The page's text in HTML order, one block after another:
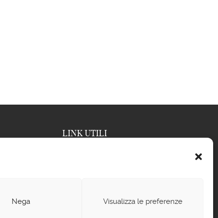
Nega Visualizza le preferenze
LINK UTILI